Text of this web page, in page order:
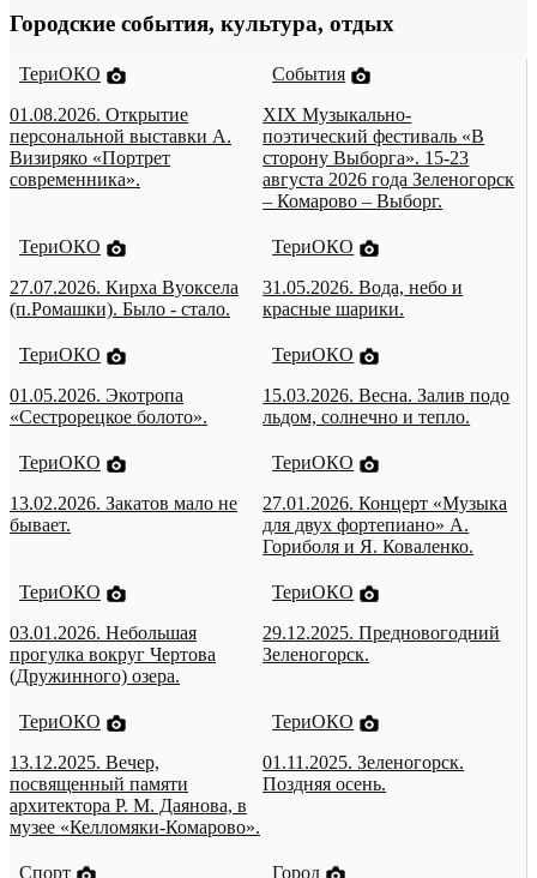
Городские события, культура, отдых
ТериОКО
01.08.2026. Открытие
персональной выставки А.
Визиряко «Портрет
современника».
События
XIX Музыкально-
поэтический фестиваль «В
сторону Выборга». 15-23
августа 2026 года Зеленогорск
– Комарово – Выборг.
ТериОКО
27.07.2026. Кирха Вуоксела
(п.Ромашки). Было - стало.
ТериОКО
31.05.2026. Вода, небо и
красные шарики.
ТериОКО
01.05.2026. Экотропа
«Сестрорецкое болото».
ТериОКО
15.03.2026. Весна. Залив подо
льдом, солнечно и тепло.
ТериОКО
13.02.2026. Закатов мало не
бывает.
ТериОКО
27.01.2026. Концерт «Музыка
для двух фортепиано» А.
Гориболя и Я. Коваленко.
ТериОКО
03.01.2026. Небольшая
прогулка вокруг Чертова
(Дружинного) озера.
ТериОКО
29.12.2025. Предновогодний
Зеленогорск.
ТериОКО
13.12.2025. Вечер,
посвященный памяти
архитектора Р. М. Даянова, в
музее «Келломяки-Комарово».
ТериОКО
01.11.2025. Зеленогорск.
Поздняя осень.
Спорт
Город